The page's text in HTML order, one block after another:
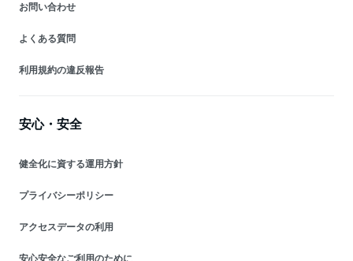
お問い合わせ
よくある質問
利用規約の違反報告
安心・安全
健全化に資する運用方針
プライバシーポリシー
アクセスデータの利用
安心安全なご利用のために